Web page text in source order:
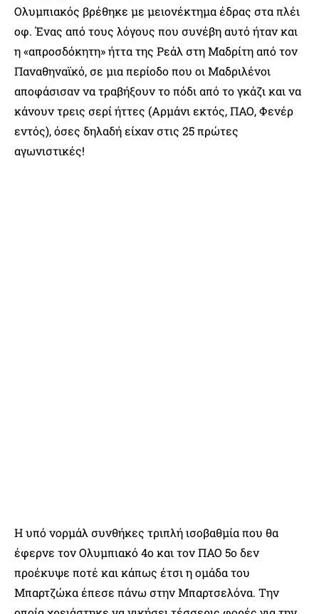
Ολυμπιακός βρέθηκε με μειονέκτημα έδρας στα πλέι
οφ. Ένας από τους λόγους που συνέβη αυτό ήταν και
η «απροσδόκητη» ήττα της Ρεάλ στη Μαδρίτη από τον
Παναθηναϊκό, σε μια περίοδο που οι Μαδριλένοι
αποφάσισαν να τραβήξουν το πόδι από το γκάζι και να
κάνουν τρεις σερί ήττες (Αρμάνι εκτός, ΠΑΟ, Φενέρ
εντός), όσες δηλαδή είχαν στις 25 πρώτες
αγωνιστικές!
Η υπό νορμάλ συνθήκες τριπλή ισοβαθμία που θα
έφερνε τον Ολυμπιακό 4ο και τον ΠΑΟ 5ο δεν
προέκυψε ποτέ και κάπως έτσι η ομάδα του
Μπαρτζώκα έπεσε πάνω στην Μπαρτσελόνα. Την